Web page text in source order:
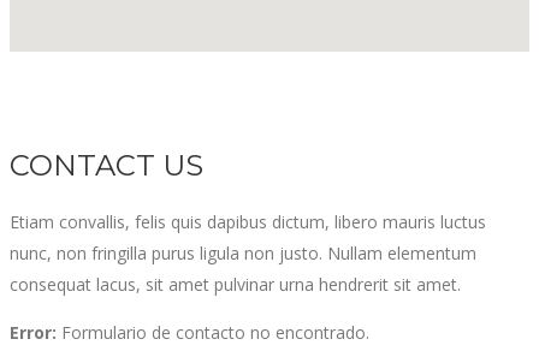
CONTACT US
Etiam convallis, felis quis dapibus dictum, libero mauris luctus
nunc, non fringilla purus ligula non justo. Nullam elementum
consequat lacus, sit amet pulvinar urna hendrerit sit amet.
Error: Formulario de contacto no encontrado.